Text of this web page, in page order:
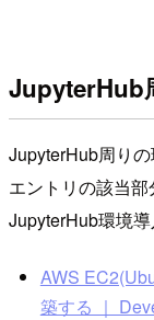
JupyterHub
JupyterHub周り
エントリの該当
JupyterHub環境
AWS
築する ｜